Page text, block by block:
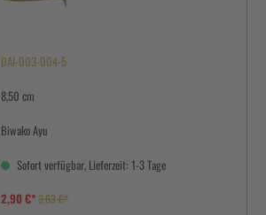
DAI-003-004-5
8,50 cm
Biwako Ayu
Sofort verfügbar, Lieferzeit: 1-3 Tage
2,90 €*3,63 €*